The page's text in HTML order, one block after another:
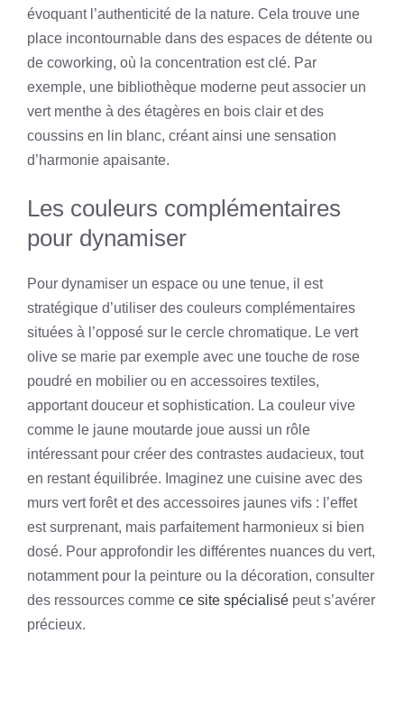
évoquant l’authenticité de la nature. Cela trouve une
place incontournable dans des espaces de détente ou
de coworking, où la concentration est clé. Par
exemple, une bibliothèque moderne peut associer un
vert menthe à des étagères en bois clair et des
coussins en lin blanc, créant ainsi une sensation
d’harmonie apaisante.
Les couleurs complémentaires
pour dynamiser
Pour dynamiser un espace ou une tenue, il est
stratégique d’utiliser des couleurs complémentaires
situées à l’opposé sur le cercle chromatique. Le vert
olive se marie par exemple avec une touche de rose
poudré en mobilier ou en accessoires textiles,
apportant douceur et sophistication. La couleur vive
comme le jaune moutarde joue aussi un rôle
intéressant pour créer des contrastes audacieux, tout
en restant équilibrée. Imaginez une cuisine avec des
murs vert forêt et des accessoires jaunes vifs : l’effet
est surprenant, mais parfaitement harmonieux si bien
dosé. Pour approfondir les différentes nuances du vert,
notamment pour la peinture ou la décoration, consulter
des ressources comme ce site spécialisé peut s’avérer
précieux.